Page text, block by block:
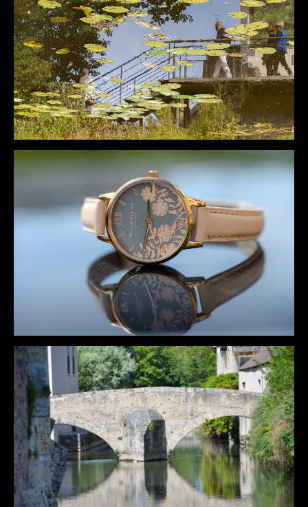
DÉTAILS
DÉTAILS
DÉTAILS